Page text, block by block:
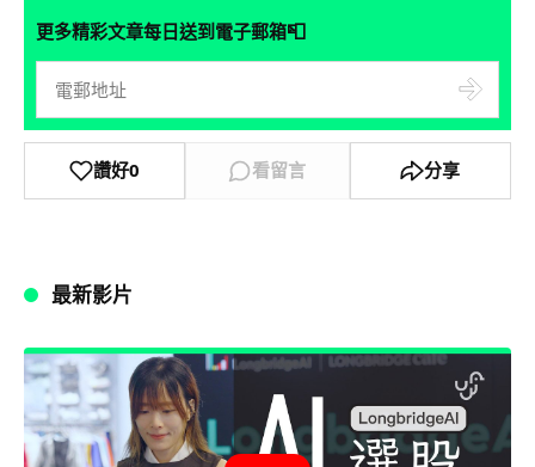
更多精彩文章每日送到電子郵箱📮
讚好0 看留言 分享
最新影片